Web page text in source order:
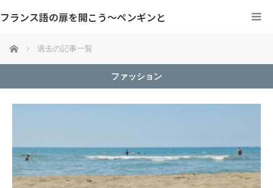
フランス語の扉を開こう～ペンギンと
ホーム 過去の記事一覧
ファッション